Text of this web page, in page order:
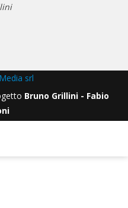
srl
Bruno Grillini - Fabio